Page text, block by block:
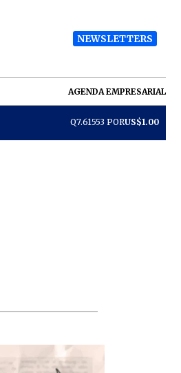
NEWSLETTERS
AGENDA EMPRESARIAL
Q7.61553 PORUS$1.00